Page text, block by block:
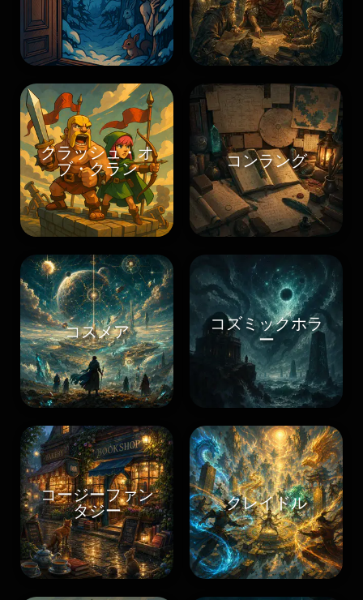
クラッシュ・オ
ブ・クラン
コンラング
コスメア
コズミックホラ
ー
コージーファン
タジー
クレイドル